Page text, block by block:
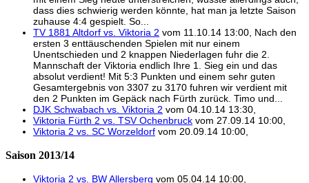
dass dies schwierig werden könnte, hat man ja letzte Saison
zuhause 4:4 gespielt. So...
TV 1881 Altdorf vs. Viktoria 2 vom 11.10.14 13:00, Nach den
ersten 3 enttäuschenden Spielen mit nur einem
Unentschieden und 2 knappen Niederlagen fuhr die 2.
Mannschaft der Viktoria endlich Ihre 1. Sieg ein und das
absolut verdient! Mit 5:3 Punkten und einem sehr guten
Gesamtergebnis von 3307 zu 3170 fuhren wir verdient mit
den 2 Punkten im Gepäck nach Fürth zurück. Timo und...
DJK Schwabach vs. Viktoria 2 vom 04.10.14 13:30,
Viktoria Fürth 2 vs. TSV Ochenbruck vom 27.09.14 10:00,
Viktoria 2 vs. SC Worzeldorf vom 20.09.14 10:00,
Saison 2013/14
Viktoria 2 vs. BW Allersberg vom 05.04.14 10:00,